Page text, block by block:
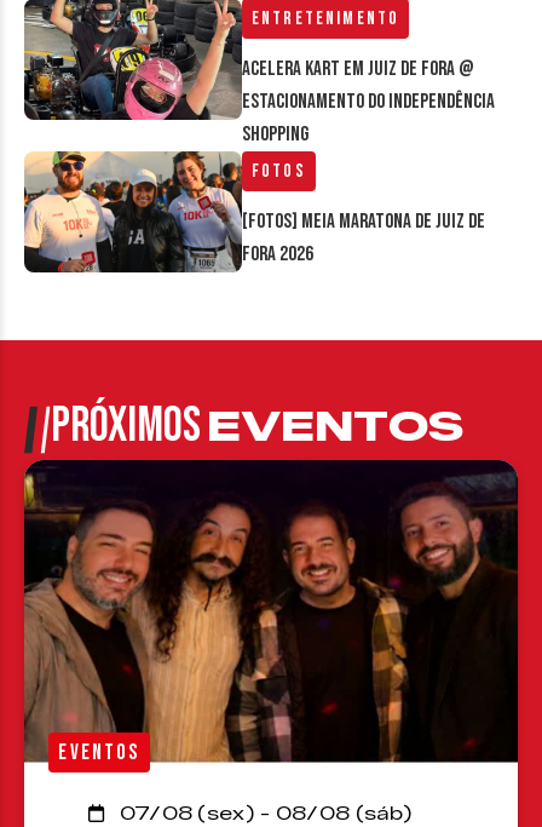
Entretenimento
Acelera Kart em Juiz de Fora @
estacionamento do Independência
Shopping
Fotos
[FOTOS] Meia Maratona de Juiz de
Fora 2026
PRÓXIMOSEVENTOS
EVENTOS
07/08 (sex) - 08/08 (sáb)